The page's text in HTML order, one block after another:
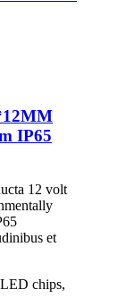
IP65
12 volt
et
chips,